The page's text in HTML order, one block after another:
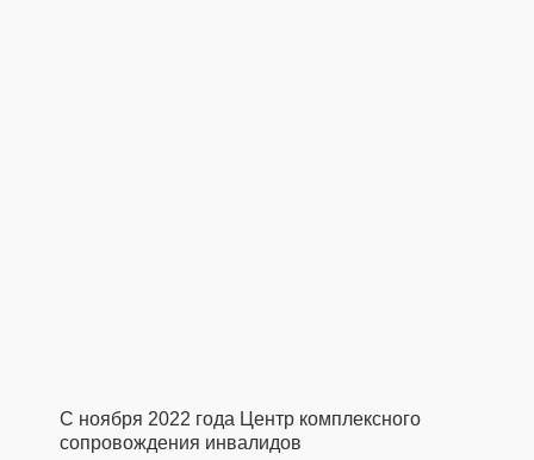
С ноября 2022 года Центр комплексного
сопровождения инвалидов